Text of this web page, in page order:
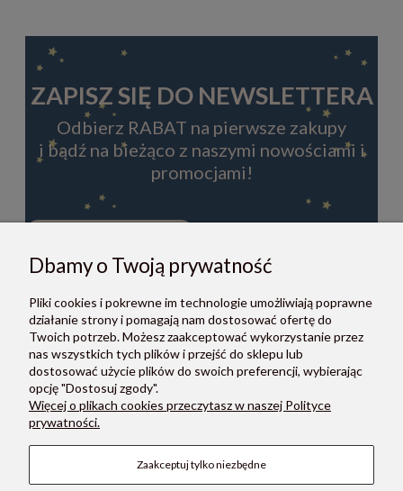
ZAPISZ SIĘ DO NEWSLETTERA
Odbierz RABAT na pierwsze zakupy
i bądź na bieżąco z naszymi nowościami i
promocjami!
ZAPISZ SIĘ
Zapisując się do newslettera, akceptujesz Regulamin i Politykę
prywatności.
O NAS
Dbamy o Twoją prywatność
Pliki cookies i pokrewne im technologie umożliwiają poprawne
działanie strony i pomagają nam dostosować ofertę do
Twoich potrzeb. Możesz zaakceptować wykorzystanie przez
nas wszystkich tych plików i przejść do sklepu lub
dostosować użycie plików do swoich preferencji, wybierając
opcję "Dostosuj zgody".
Więcej o plikach cookies przeczytasz w naszej Polityce
prywatności.
Zaakceptuj tylko niezbędne